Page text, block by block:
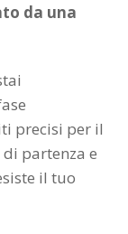
da una
precisi per il
partenza e
il tuo